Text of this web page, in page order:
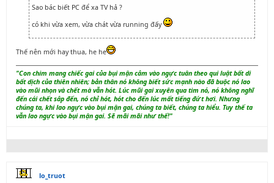
Sao bác biết PC để xa TV hả ?
có khi vừa xem, vừa chát vừa running đấy
Thế nên mới hay thua, he he
"Con chim mang chiếc gai của bụi mận cắm vào ngực tuân theo qui luật bất di
bất dịch của thiên nhiên; bản thân nó không biết sức mạnh nào đã buộc nó lao
vào mũi nhọn và chết mà vẫn hót. Lúc mũi gai xuyên qua tim nó, nó không nghĩ
đến cái chết sắp đến, nó chỉ hót, hót cho đến lúc mất tiếng đứt hơi. Nhưng
chúng ta, khi lao ngực vào bụi mận gai, chúng ta biết, chúng ta hiểu. Tuy thế ta
vẫn lao ngực vào bụi mận gai. Sẽ mãi mãi như thế!"
lo_truot